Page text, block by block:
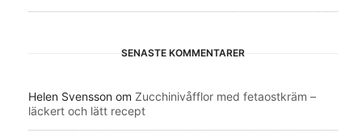
SENASTE KOMMENTARER
Helen Svensson om Zucchinivåfflor med fetaostkräm –
läckert och lätt recept